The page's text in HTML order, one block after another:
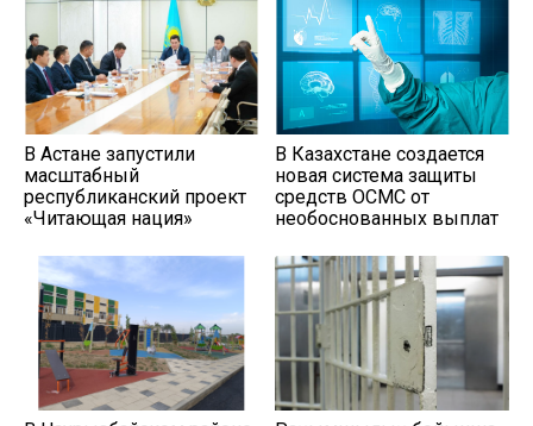
В Астане запустили
масштабный
республиканский проект
«Читающая нация»
В Казахстане создается
новая система защиты
средств ОСМС от
необоснованных выплат